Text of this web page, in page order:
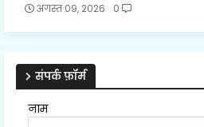
अगस्त 09, 2026 0
संपर्क फ़ॉर्म
नाम